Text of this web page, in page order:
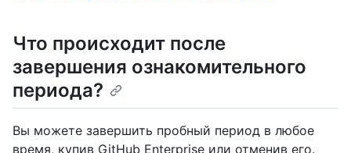
Что происходит после
завершения ознакомительного
периода?
Вы можете завершить пробный период в любое
время, купив GitHub Enterprise или отменив его.